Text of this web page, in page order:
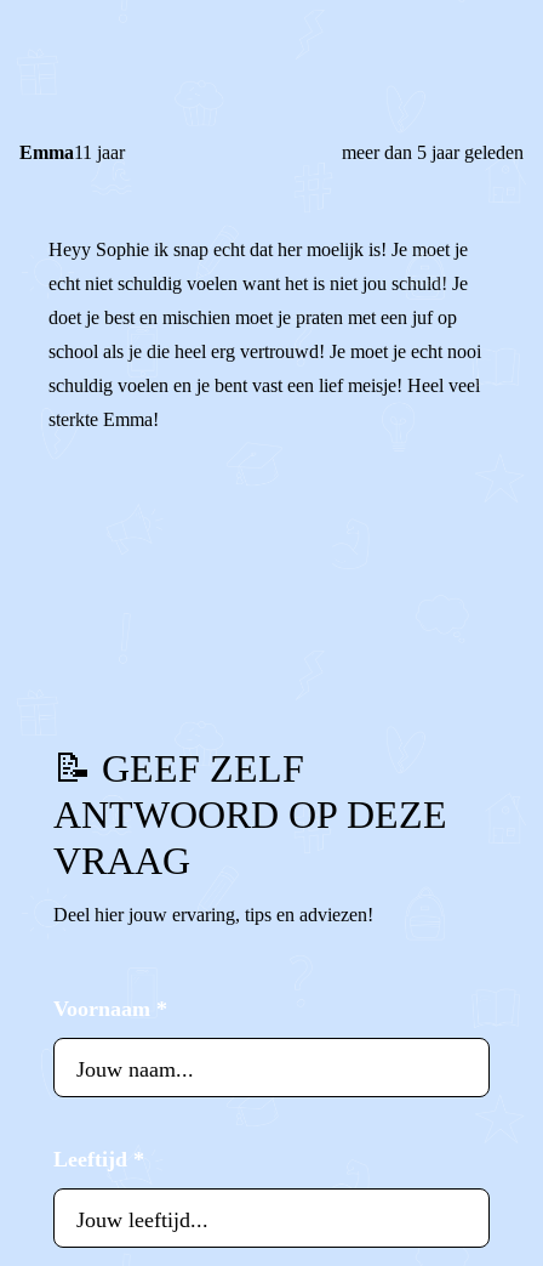
Emma11 jaar meer dan 5 jaar geleden
Heyy Sophie ik snap echt dat her moelijk is! Je moet je
echt niet schuldig voelen want het is niet jou schuld! Je
doet je best en mischien moet je praten met een juf op
school als je die heel erg vertrouwd! Je moet je echt nooi
schuldig voelen en je bent vast een lief meisje! Heel veel
sterkte Emma!
📝 GEEF ZELF
ANTWOORD OP DEZE
VRAAG
Deel hier jouw ervaring, tips en adviezen!
Voornaam *
Leeftijd *